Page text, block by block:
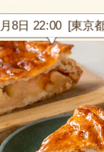
8日 22:00 [東京